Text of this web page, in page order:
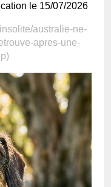
le 15/07/2026
australie-ne-
apres-une-